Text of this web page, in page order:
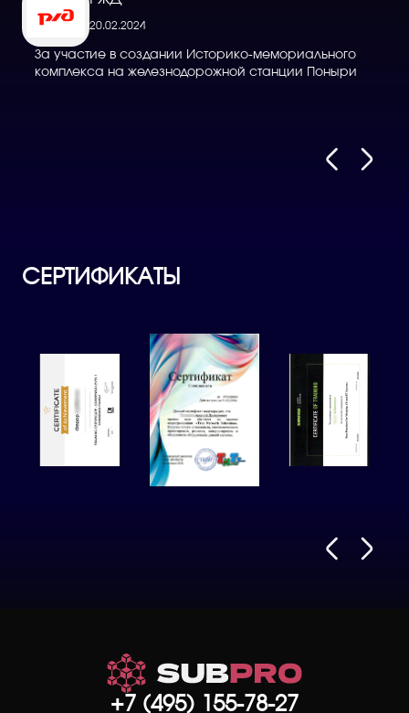
20.02.2024
За участие в создании Историко-мемориального
комплекса на железнодорожной станции Поныри
СЕРТИФИКАТЫ
+7 (495) 155-78-27